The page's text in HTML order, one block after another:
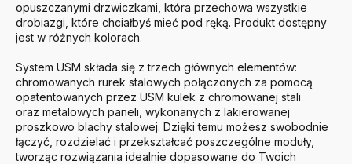
opuszczanymi drzwiczkami, która przechowa wszystkie
drobiazgi, które chciałbyś mieć pod ręką. Produkt dostępny
jest w różnych kolorach.
System USM składa się z trzech głównych elementów:
chromowanych rurek stalowych połączonych za pomocą
opatentowanych przez USM kulek z chromowanej stali
oraz metalowych paneli, wykonanych z lakierowanej
proszkowo blachy stalowej. Dzięki temu możesz swobodnie
łączyć, rozdzielać i przekształcać poszczególne moduły,
tworząc rozwiązania idealnie dopasowane do Twoich